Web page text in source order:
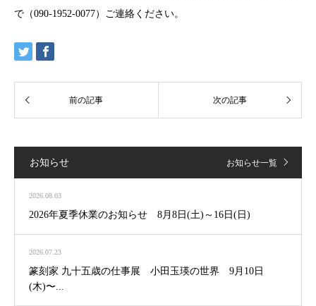
で（090-1952-0077）ご連絡ください。
お知らせ お知らせ一覧
2026.08.03
2026年夏季休業のお知らせ 8月8日(土)～16日(日)
2026.07.23
篆刻家 九十五歳の仕事展 小田玉瑛の世界 9月10日
(木)〜...